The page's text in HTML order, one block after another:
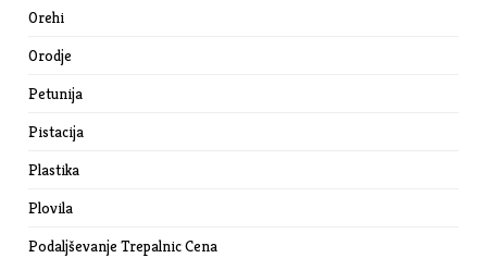
Orehi
Orodje
Petunija
Pistacija
Plastika
Plovila
Podaljševanje Trepalnic Cena